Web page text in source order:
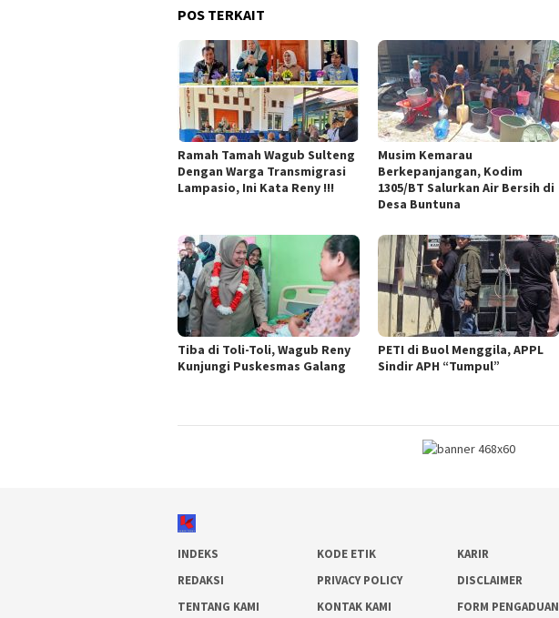
POS TERKAIT
Ramah Tamah Wagub Sulteng
Dengan Warga Transmigrasi
Lampasio, Ini Kata Reny !!!
Musim Kemarau
Berkepanjangan, Kodim
1305/BT Salurkan Air Bersih di
Desa Buntuna
Tiba di Toli-Toli, Wagub Reny
Kunjungi Puskesmas Galang
PETI di Buol Menggila, APPL
Sindir APH “Tumpul”
INDEKS KODE ETIK
KARIR
REDAKSI
PRIVACY POLICY
DISCLAIMER
TENTANG KAMI
KONTAK KAMI FORM PENGADUAN